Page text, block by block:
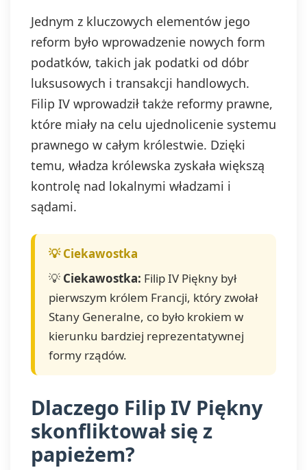
Jednym z kluczowych elementów jego
reform było wprowadzenie nowych form
podatków, takich jak podatki od dóbr
luksusowych i transakcji handlowych.
Filip IV wprowadził także reformy prawne,
które miały na celu ujednolicenie systemu
prawnego w całym królestwie. Dzięki
temu, władza królewska zyskała większą
kontrolę nad lokalnymi władzami i
sądami.
💡 Ciekawostka: Filip IV Piękny był
pierwszym królem Francji, który zwołał
Stany Generalne, co było krokiem w
kierunku bardziej reprezentatywnej
formy rządów.
Dlaczego Filip IV Piękny
skonfliktował się z
papieżem?